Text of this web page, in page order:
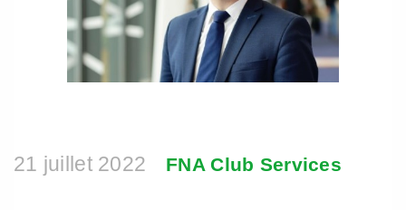
21 juillet 2022 FNA Club Services